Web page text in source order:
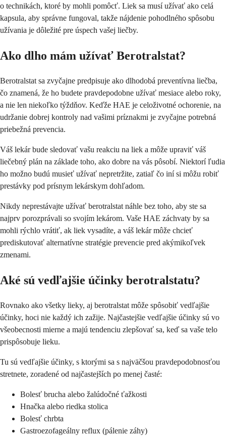
o technikách, ktoré by mohli pomôcť. Liek sa musí užívať ako celá
kapsula, aby správne fungoval, takže nájdenie pohodlného spôsobu
užívania je dôležité pre úspech vašej liečby.
Ako dlho mám užívať Berotralstat?
Berotralstat sa zvyčajne predpisuje ako dlhodobá preventívna liečba,
čo znamená, že ho budete pravdepodobne užívať mesiace alebo roky,
a nie len niekoľko týždňov. Keďže HAE je celoživotné ochorenie, na
udržanie dobrej kontroly nad vašimi príznakmi je zvyčajne potrebná
priebežná prevencia.
Váš lekár bude sledovať vašu reakciu na liek a môže upraviť váš
liečebný plán na základe toho, ako dobre na vás pôsobí. Niektorí ľudia
ho možno budú musieť užívať nepretržite, zatiaľ čo iní si môžu robiť
prestávky pod prísnym lekárskym dohľadom.
Nikdy neprestávajte užívať berotralstat náhle bez toho, aby ste sa
najprv porozprávali so svojím lekárom. Vaše HAE záchvaty by sa
mohli rýchlo vrátiť, ak liek vysadíte, a váš lekár môže chcieť
prediskutovať alternatívne stratégie prevencie pred akýmikoľvek
zmenami.
Aké sú vedľajšie účinky berotralstatu?
Rovnako ako všetky lieky, aj berotralstat môže spôsobiť vedľajšie
účinky, hoci nie každý ich zažije. Najčastejšie vedľajšie účinky sú vo
všeobecnosti mierne a majú tendenciu zlepšovať sa, keď sa vaše telo
prispôsobuje lieku.
Tu sú vedľajšie účinky, s ktorými sa s najväčšou pravdepodobnosťou
stretnete, zoradené od najčastejších po menej časté:
Bolesť brucha alebo žalúdočné ťažkosti
Hnačka alebo riedka stolica
Bolesť chrbta
Gastroezofageálny reflux (pálenie záhy)